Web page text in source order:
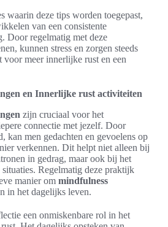
waarin deze tips worden toegepast,
van een consistente
Door regelmatig met deze
kunnen stress en zorgen steeds
voor meer innerlijke rust en een
en Innerlijke rust activiteiten
zijn cruciaal voor het
connectie met jezelf. Door
kan men gedachten en gevoelens op
verkennen. Dit helpt niet alleen bij
in gedrag, maar ook bij het
Regelmatig deze praktijk
manier om mindfulness
in het dagelijks leven.
een onmiskenbare rol in het